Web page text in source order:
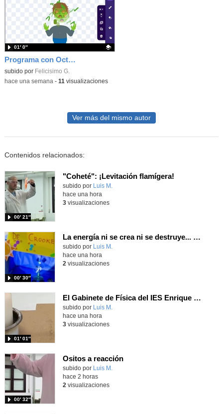
Programa con OctoStudio, un juego homenajeando al House of the dead con Zombies
Contenido educativo.
subido por Felicisimo G.
01′ 0″
-hace una semana - 11 visualizaciones
Ver más del mismo autor
Contenidos relacionados:
"Coheté": ¡Levitación flamígera!
Contenido educativo.
subido por Luis M.
00′ 21″
hace una hora
3visualizaciones
La energía ni se crea ni se destruye... ¡se experimenta! El Tierno en la Feria Madrid es Ciencia 2026
Contenido educativo.
subido por Luis M.
00′ 30″
hace una hora
2 visualizaciones
El Gabinete de Física del IES Enrique Tierno Galván de Parla (Curso 25-26)
Contenido educativo.
subido por Luis M.
01′ 01″
hace una hora
3visualizaciones
Ositos a reacción
Contenido educativo.
subido por Luis M.
00′ 32″
hace 2 horas
2 visualizaciones